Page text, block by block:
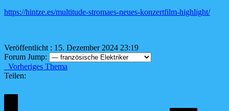
https://hintze.es/multitude-stromaes-neues-konzertfilm-highlight/
Veröffentlicht : 15. Dezember 2024 23:19
Forum Jump:
Vorheriges Thema
Teilen: